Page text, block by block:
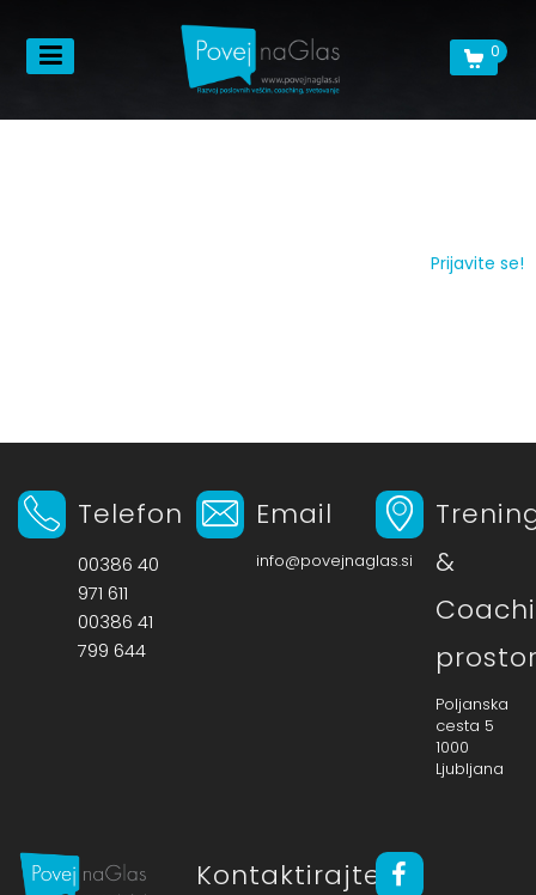
Prijavite se!
0
Telefon
00386 40
971 611
00386 41
799 644
Email
info@povejnaglas.si
&
Poljanska
cesta 5
1000
Ljubljana
Kontaktirajte